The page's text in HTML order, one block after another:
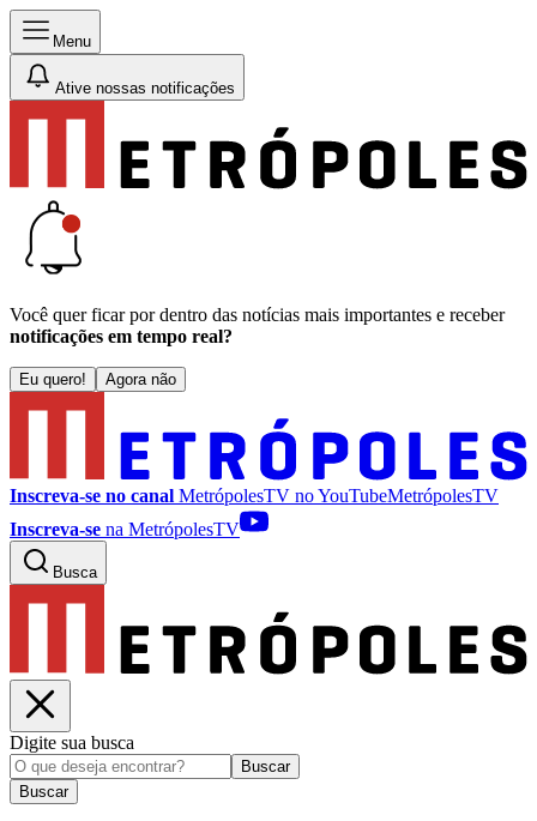
Menu
Ative nossas notificações
Você quer ficar por dentro das notícias mais importantes e receber
notificações em tempo real?
Eu quero! Agora não
Inscreva-se no canal MetrópolesTV noYouTubeMetrópolesTV
Inscreva-se na MetrópolesTV
Busca
Digite sua busca
Buscar
Buscar